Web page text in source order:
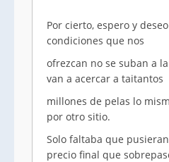
Por cierto, espero y
condiciones que nos
ofrezcan no se suban a
van a acercar a taitantos
millones de pelas lo
por otro sitio.
Solo faltaba que
precio final que